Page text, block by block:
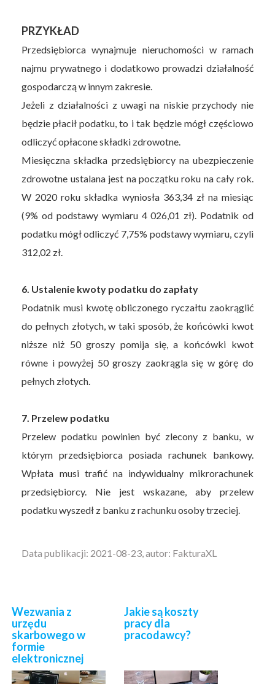
PRZYKŁAD
Przedsiębiorca wynajmuje nieruchomości w ramach
najmu prywatnego i dodatkowo prowadzi działalność
gospodarczą w innym zakresie.
Jeżeli z działalności z uwagi na niskie przychody nie
będzie płacił podatku, to i tak będzie mógł częściowo
odliczyć opłacone składki zdrowotne.
Miesięczna składka przedsiębiorcy na ubezpieczenie
zdrowotne ustalana jest na początku roku na cały rok.
W 2020 roku składka wyniosła 363,34 zł na miesiąc
(9% od podstawy wymiaru 4 026,01 zł). Podatnik od
podatku mógł odliczyć 7,75% podstawy wymiaru, czyli
312,02 zł.
6. Ustalenie kwoty podatku do zapłaty
Podatnik musi kwotę obliczonego ryczałtu zaokrąglić
do pełnych złotych, w taki sposób, że końcówki kwot
niższe niż 50 groszy pomija się, a końcówki kwot
równe i powyżej 50 groszy zaokrągla się w górę do
pełnych złotych.
7. Przelew podatku
Przelew podatku powinien być zlecony z banku, w
którym przedsiębiorca posiada rachunek bankowy.
Wpłata musi trafić na indywidualny mikrorachunek
przedsiębiorcy. Nie jest wskazane, aby przelew
podatku wyszedł z banku z rachunku osoby trzeciej.
Data publikacji: 2021-08-23, autor: FakturaXL
Wezwania z
urzędu
skarbowego w
formie
elektronicznej
Jakie są koszty
pracy dla
pracodawcy?